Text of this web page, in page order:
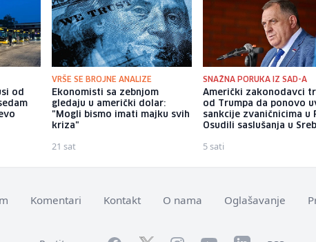
od
VRŠE SE BROJNE ANALIZE
Ekonomisti sa zebnjom
gledaju u američki dolar:
"Mogli bismo imati majku svih
kriza"
21 sat
SNAŽNA PORUKA IZ SAD-A
Američki zakonodavci
od Trumpa da ponovo
sankcije zvaničnicima u
Osudili saslušanja u
5 sati
Komentari Kontakt O nama Oglašavanje